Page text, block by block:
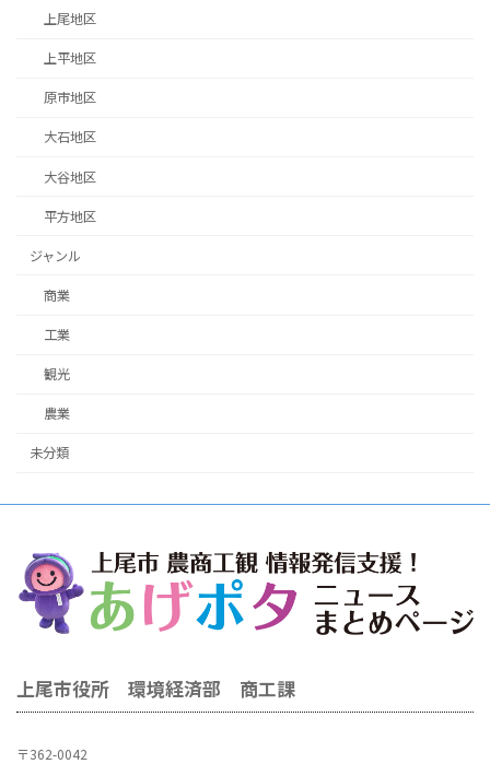
上尾地区
上平地区
原市地区
大石地区
大谷地区
平方地区
ジャンル
商業
工業
観光
農業
未分類
上尾市役所 環境経済部 商工課
〒362-0042